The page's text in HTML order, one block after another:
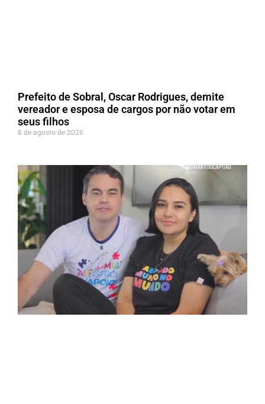
Prefeito de Sobral, Oscar Rodrigues, demite
vereador e esposa de cargos por não votar em
seus filhos
8 de agosto de 2026